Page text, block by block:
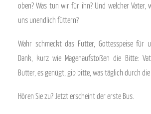
oben? Was tun wir für ihn? Und welcher Vater,
uns unendlich füttern?
Wahr schmeckt das Futter, Gottesspeise für
Dank, kurz wie Magenaufstoßen die Bitte:
Butter, es genügt, gib bitte, was täglich durch
Hören Sie zu? Jetzt erscheint der erste Bus.